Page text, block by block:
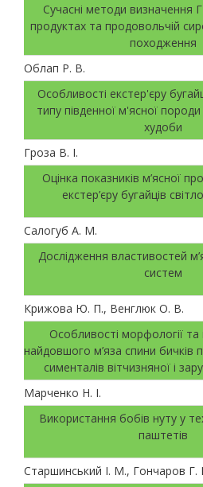
Сучасні методи визначення
продуктах та продовольчій
походження
Облап Р. В.
Особливості екстер'єру
типу південної м'ясної
худоби
Гроза В. І.
Оцінка показників м’ясної
екстер’єру бугайців
Салогуб А. М.
Дослідження властивостей
систем
Крижова Ю. П., Венглюк О. В.
Особливості морфології
найдовшого м’яза спини бичків
сименталів вітчизняної і
Марченко Н. І.
Використання бобів нуту у
паштетів
Старшинський І. М., Гончаров